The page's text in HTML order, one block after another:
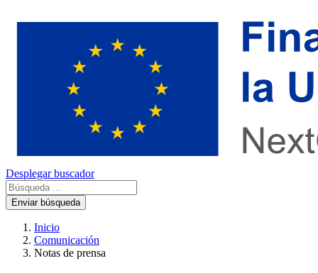
Desplegar buscador
Enviar búsqueda
Inicio
Comunicación
Notas de prensa